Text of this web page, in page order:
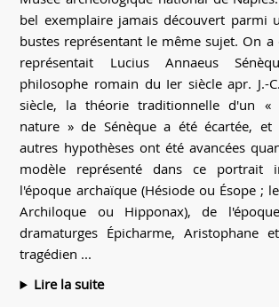
bel exemplaire jamais découvert parmi
bustes représentant le même sujet. On
représentait Lucius Annaeus
philosophe romain du Ier siècle apr. J.-
siècle, la théorie traditionnelle d'un «
nature » de Sénèque a été écartée, et
autres hypothèses ont été avancées
modèle représenté dans ce portrait
l'époque archaïque (Hésiode ou Ésope ;
Archiloque ou Hipponax), de
dramaturges Épicharme, Aristophane
tragédien ...
Lire la suite